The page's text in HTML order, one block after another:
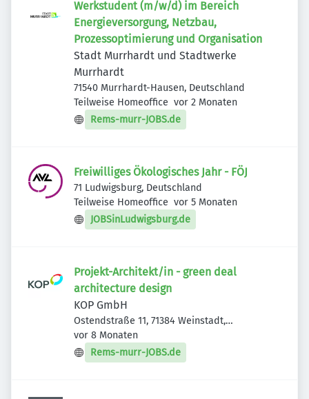
Werkstudent (m/w/d) im Bereich
Energieversorgung, Netzbau,
Prozessoptimierung und Organisation
Stadt Murrhardt und Stadtwerke
Murrhardt
71540 Murrhardt-Hausen, Deutschland
Teilweise Homeoffice Veröffentlicht:
vor 2 Monaten
Rems-murr-JOBS.de
Freiwilliges Ökologisches Jahr - FÖJ
71 Ludwigsburg, Deutschland
Teilweise Homeoffice Veröffentlicht:
vor 5 Monaten
JOBSinLudwigsburg.de
Projekt-Architekt/in - green deal
architecture design
KOP GmbH
Ostendstraße 11, 71384 Weinstadt,
Deutschland
Veröffentlicht:
vor 8 Monaten
Rems-murr-JOBS.de